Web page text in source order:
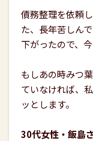
債務整理を依頼し
た、長年苦しん
下がったので、
もしあの時みつ
ていなければ、
ッとします。
30代女性・飯島